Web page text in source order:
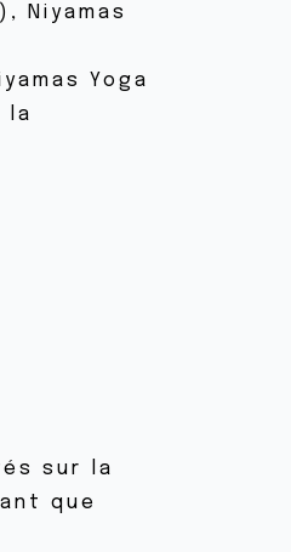
Niyamas
Yoga
la
sur la
que